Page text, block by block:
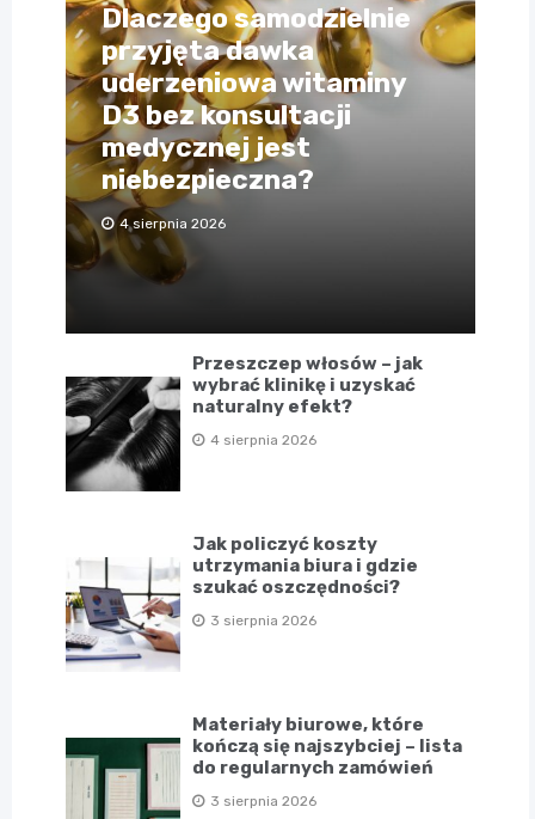
Dlaczego samodzielnie
przyjęta dawka
uderzeniowa witaminy
D3 bez konsultacji
medycznej jest
niebezpieczna?
4 sierpnia 2026
Przeszczep włosów – jak
wybrać klinikę i uzyskać
naturalny efekt?
4 sierpnia 2026
Jak policzyć koszty
utrzymania biura i gdzie
szukać oszczędności?
3 sierpnia 2026
Materiały biurowe, które
kończą się najszybciej – lista
do regularnych zamówień
3 sierpnia 2026